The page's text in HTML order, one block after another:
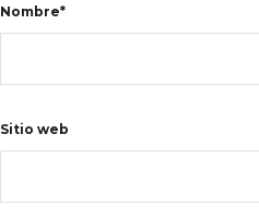
Nombre*
Sitio web